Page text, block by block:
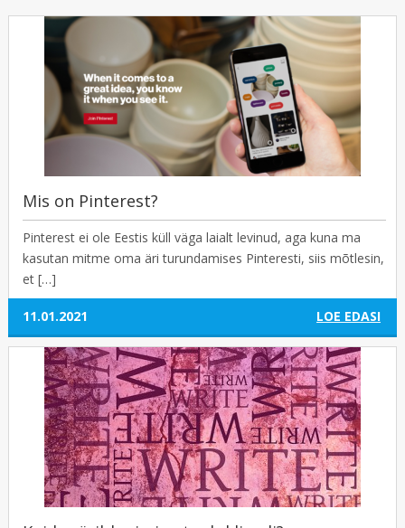
Mis on Pinterest?
Pinterest ei ole Eestis küll väga laialt levinud, aga kuna ma
kasutan mitme oma äri turundamises Pinteresti, siis mõtlesin,
et […]
11.01.2021 LOE EDASI